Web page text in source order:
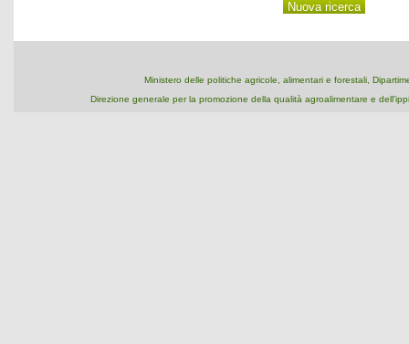
Ministero delle politiche agricole, alimentari e forestali,
Direzione generale per la promozione della qualità agroalimentare e